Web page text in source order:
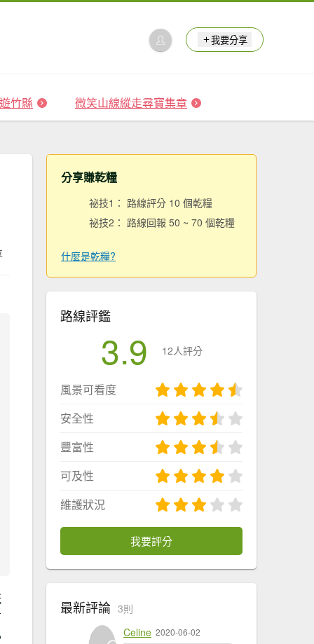
我要分享
竹縣 微笑山線縱走尋寶集章
分享賺乾糧
祕技1： 路線評分 10 個乾糧
祕技2： 路線回報 50 ~ 70 個乾糧
什麼是乾糧?
路線評鑑
3.9 12人評分
風景可看度
安全性
豐富性
可及性
維護狀況
我要評分
最新評論 3則
Celine 2020-06-02